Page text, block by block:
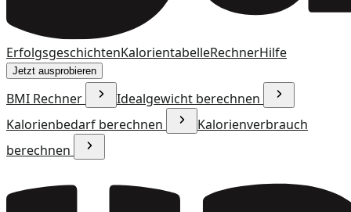
ErfolgsgeschichtenKalorientabelleRechnerHilfe
Jetzt ausprobieren
BMI Rechner
Idealgewicht berechnen
Kalorienbedarf berechnen
Kalorienverbrauch
berechnen